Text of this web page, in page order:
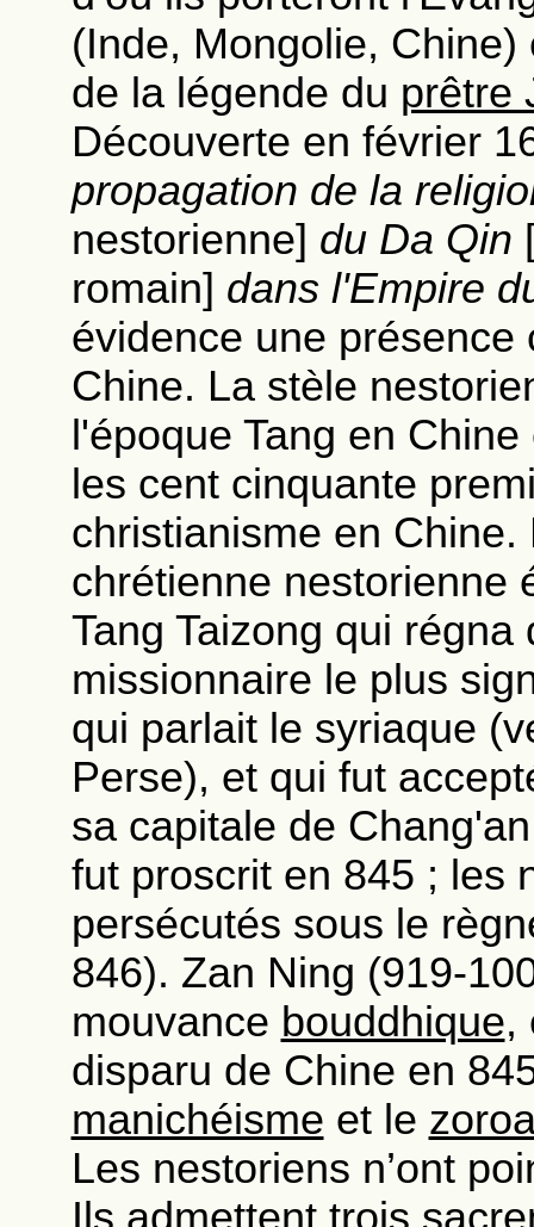
(Inde, Mongolie,
de la légende du prêtre
Découverte en février
propagation de la
nestorienne] du Da Qin
romain] dans l'Empire
évidence une
Chine. La stèle
l'époque Tang en
les cent cinquante
christianisme en
chrétienne nestorienne
Tang Taizong qui
missionnaire le plus
qui parlait le syriaque
Perse), et qui fut
sa capitale de
fut proscrit en 845 ; les
persécutés sous le
846). Zan Ning (919-
mouvance bouddhique,
disparu de Chine en
manichéisme et le
Les nestoriens n’ont
Ils admettent trois